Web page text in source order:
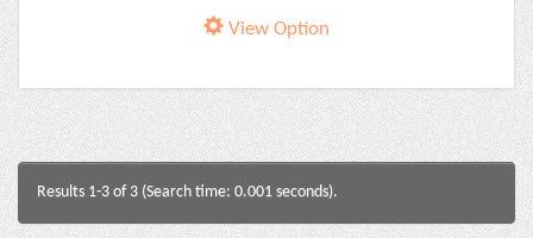
View Option
Results 1-3 of 3 (Search time: 0.001 seconds).